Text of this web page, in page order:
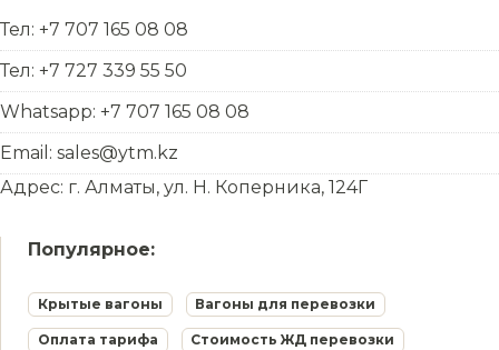
Тел: +7 707 165 08 08
Тел: +7 727 339 55 50
Whatsapp: +7 707 165 08 08
Email: sales@ytm.kz
Адрес: г. Алматы, ул. Н. Коперника, 124Г
Популярное:
Крытые вагоны Вагоны для перевозки
Оплата тарифа Стоимость ЖД перевозки